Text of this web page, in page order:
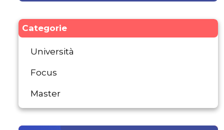
Categorie
Università
Focus
Master